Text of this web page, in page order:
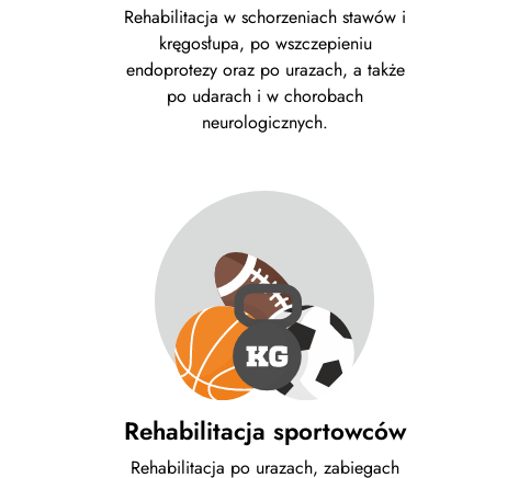
Rehabilitacja w schorzeniach stawów i
kręgosłupa, po wszczepieniu
endoprotezy oraz po urazach, a także
po udarach i w chorobach
neurologicznych.
Rehabilitacja sportowców
Rehabilitacja po urazach, zabiegach